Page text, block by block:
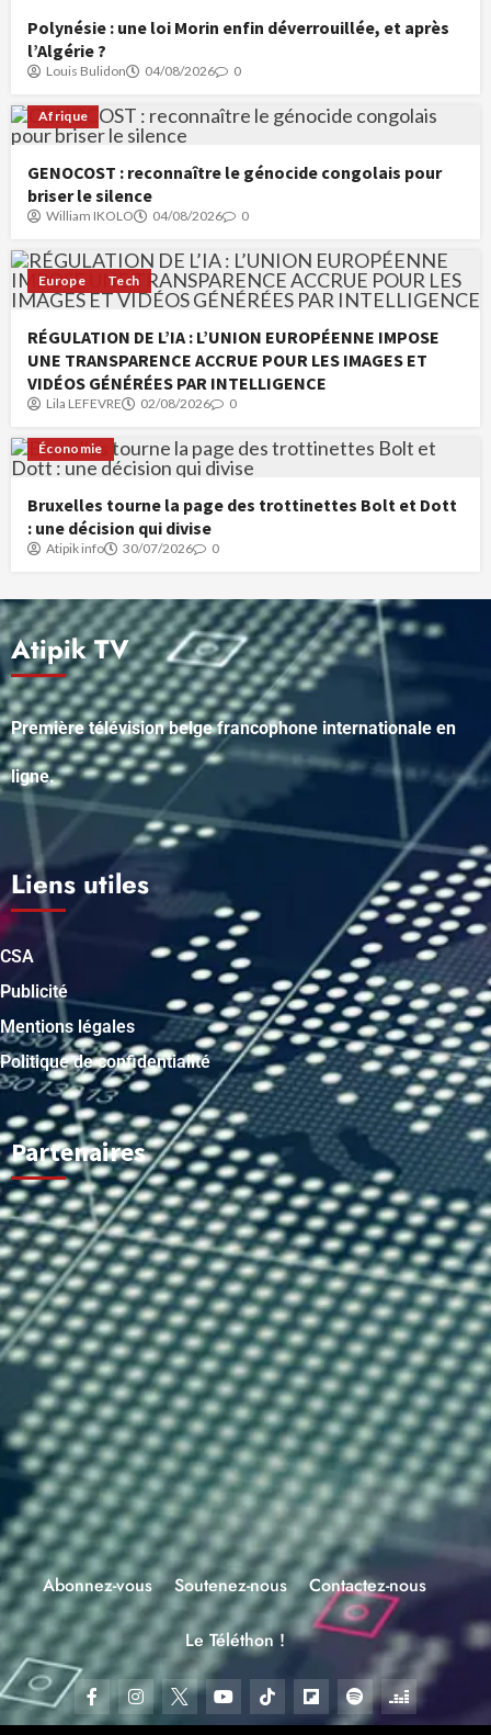
Polynésie : une loi Morin enfin déverrouillée, et après
l’Algérie ?
Louis Bulidon 04/08/2026 0
Afrique
GENOCOST : reconnaître le génocide congolais pour
briser le silence
William IKOLO 04/08/2026 0
Europe Tech
RÉGULATION DE L’IA : L’UNION EUROPÉENNE IMPOSE
UNE TRANSPARENCE ACCRUE POUR LES IMAGES ET
VIDÉOS GÉNÉRÉES PAR INTELLIGENCE
Lila LEFEVRE 02/08/2026 0
Économie
Bruxelles tourne la page des trottinettes Bolt et Dott
: une décision qui divise
Atipik info 30/07/2026 0
Atipik TV
Première télévision belge francophone internationale en
ligne.
Liens utiles
CSA
Publicité
Mentions légales
Politique de confidentialité
Partenaires
Abonnez-vous Soutenez-nous Contactez-nous
Le Téléthon !